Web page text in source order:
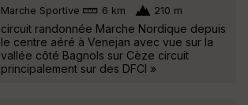
Marche Sportive 6 km 210 m
circuit randonnée Marche Nordique depuis
le centre aéré à Venejan avec vue sur la
vallée côté Bagnols sur Cèze circuit
principalement sur des DFCI »